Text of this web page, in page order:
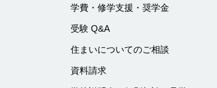
学費・修学支援・奨学金
受験 Q&A
住まいについてのご相談
資料請求